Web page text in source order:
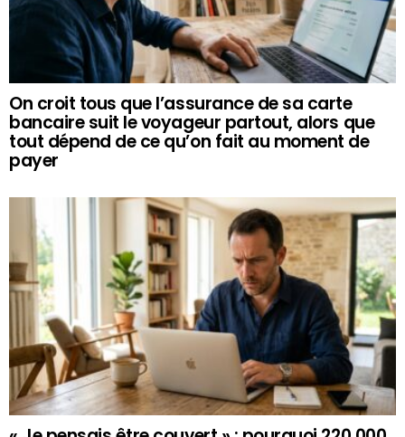
On croit tous que l’assurance de sa carte
bancaire suit le voyageur partout, alors que
tout dépend de ce qu’on fait au moment de
payer